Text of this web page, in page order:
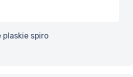
spiro